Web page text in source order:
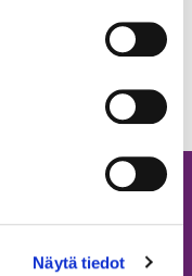
Näytä tiedot